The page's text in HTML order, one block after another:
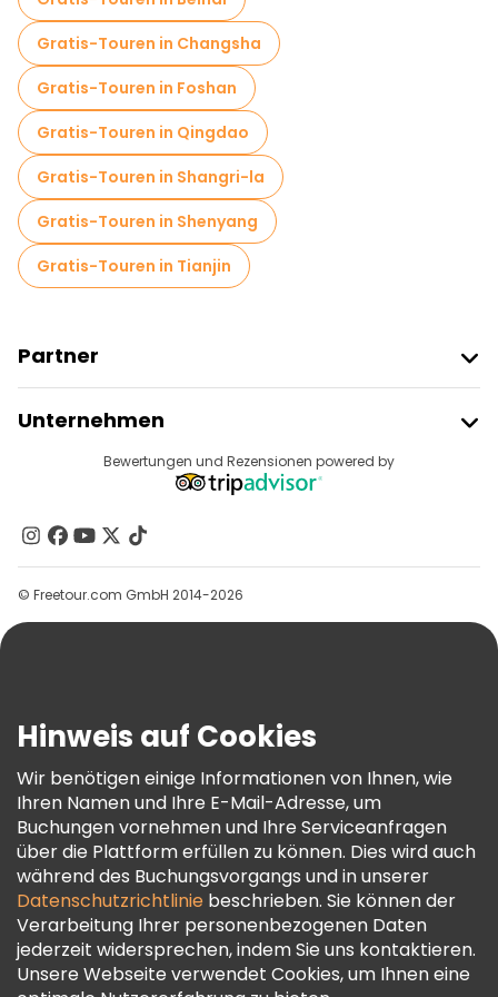
Gratis-Touren in Changsha
Gratis-Touren in Foshan
Gratis-Touren in Qingdao
Gratis-Touren in Shangri-la
Gratis-Touren in Shenyang
Gratis-Touren in Tianjin
Partner
Anbieter-Anmeldung
Affiliate-Programm
Unternehmen
Reiseziele
Kontakt
Gruppen
Hilfe
AGB Und Rechtliches
Cookie-Richtlinie
Freetour Auszeichnungen
Treueprogramm
Bewertungen und Rezensionen powered by
© Freetour.com GmbH 2014-2026
Hinweis auf Cookies
Wir benötigen einige Informationen von Ihnen, wie
Ihren Namen und Ihre E-Mail-Adresse, um
Buchungen vornehmen und Ihre Serviceanfragen
über die Plattform erfüllen zu können. Dies wird auch
während des Buchungsvorgangs und in unserer
Datenschutzrichtlinie beschrieben. Sie können der
Verarbeitung Ihrer personenbezogenen Daten
jederzeit widersprechen, indem Sie uns kontaktieren.
Unsere Webseite verwendet Cookies, um Ihnen eine